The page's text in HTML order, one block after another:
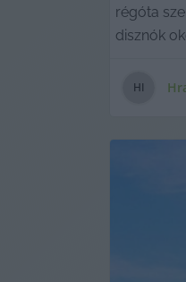
régóta
disznók
HI